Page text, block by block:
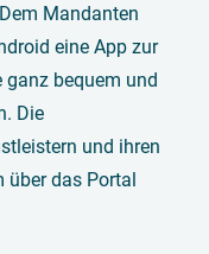
Mandanten
eine App zur
ganz bequem und
Die
und ihren
das Portal